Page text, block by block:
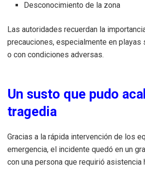
Desconocimiento de la zona
Las autoridades recuerdan la
precauciones, especialmente en playas
o con condiciones adversas.
Un susto que pudo
tragedia
Gracias a la rápida intervención de los
emergencia, el incidente quedó en un
con una persona que requirió asistencia